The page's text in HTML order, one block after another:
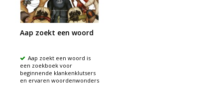
Aap zoekt een woord
Aap zoekt een woord is
een zoekboek voor
beginnende klankenklutsers
en ervaren woordenwonders